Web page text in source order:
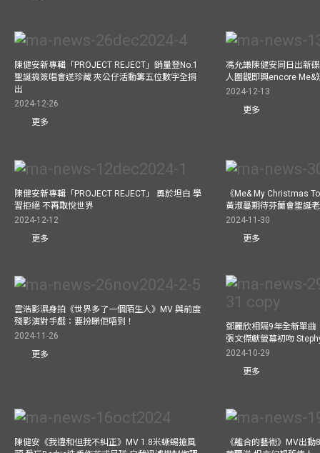
陳健安新專輯「PROJECT REJECT」銷量登No.1
聖誕搞簽唱會送珍藏 夾公仔活動籌五位數字全捐
出
2024-12-26
更多
馮允謙陳健安同日出新
人圍觀即興encore Me&
2024-12-13
更多
陳健安新專輯「PROJECT REJECT」 勇於坦白 學
習拒絕 不再取悅世界
2024-12-12
更多
《Me& My Christmas
黃淑蔓期待芬蘭會聖誕
2024-11-30
更多
雲浩影濕身拍《世界多了一個陌生人》MV 與前度
殘影演對手戲：要扮睇佢唔到！
2024-11-26
更多
鄧麗欣相隔9年全新單曲
張文傑獻螢幕初吻
2024-10-29
更多
陳健安《我違和但我不糾正》MV 1.8米蜥蜴搶風
《離合的藝術》MV出